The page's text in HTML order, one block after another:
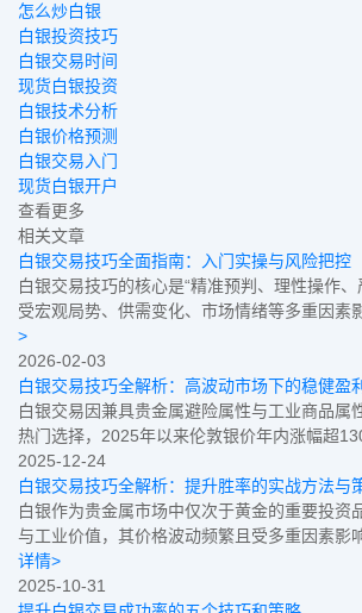
怎么炒白银
白银投资技巧
白银交易时间
现货白银投资
白银技术分析
白银价格预测
白银交易入门
现货白银开户
查看更多
相关文章
白银交易技巧全面指南：入门实操与风险把控
白银交易技巧的核心是“精准预判、理性操作
受宏观局势、供需变化、市场情绪等多重因素
>
2026-02-03
白银交易技巧全解析：高波动市场下的稳健盈
白银交易因兼具贵金属避险属性与工业商品属
热门选择，2025年以来伦敦银价年内涨幅超
2025-12-24
白银交易技巧全解析：提升胜率的实战方法与
白银作为贵金属市场中仅次于黄金的重要投资
与工业价值，其价格波动频繁且受多重因素影
详情>
2025-10-31